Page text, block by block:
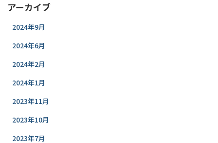
アーカイブ
2024年9月
2024年6月
2024年2月
2024年1月
2023年11月
2023年10月
2023年7月